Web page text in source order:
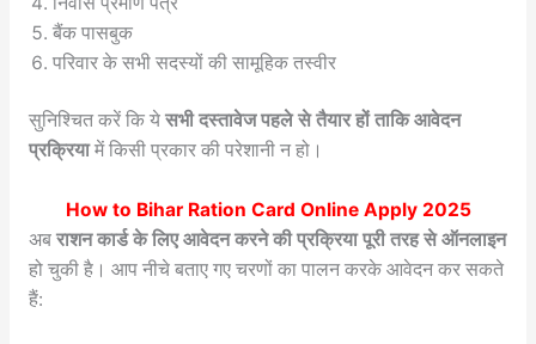
बैंक पासबुक
परिवार के सभी सदस्यों की सामूहिक तस्वीर
सुनिश्चित करें कि येसभी दस्तावेज पहले से तैयार हों ताकि आवेदन
प्रक्रियामें किसी प्रकार की परेशानी न हो।
How to Bihar Ration Card Online Apply 2025
अब राशन कार्ड के लिए आवेदन करने की प्रक्रिया पूरी तरह से ऑनलाइन
हो चुकी है। आप नीचे बताए गए चरणों का पालन करके आवेदन कर सकते
हैं: